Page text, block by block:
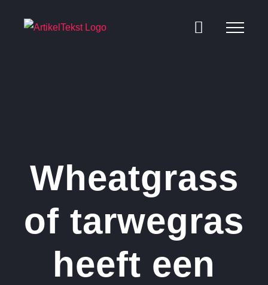
Wheatgrass
of tarwegras
heeft een